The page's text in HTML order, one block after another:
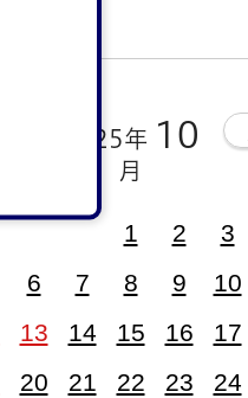
2025年 10
月
1 2 3
6 7 8 9 10
13 14 15 16 17
20 21 22 23 24